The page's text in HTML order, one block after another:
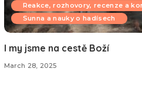
Reakce, rozhovory, recenze a
Sunna a nauky o hadísech
I my jsme na cestě Boží
March 28, 2025